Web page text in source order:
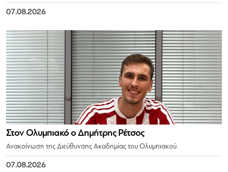
07.08.2026
Στον Ολυμπιακό ο Δημήτρης Ρέτσος
Ανακοίνωση της Διεύθυνσης Ακαδημίας του Ολυμπιακού.
07.08.2026